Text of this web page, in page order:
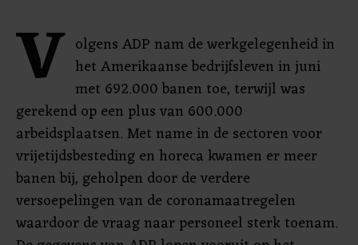
V olgens ADP nam de werkgelegenheid in
het Amerikaanse bedrijfsleven in juni
met 692.000 banen toe, terwijl was
gerekend op een plus van 600.000
arbeidsplaatsen. Met name in de sectoren voor
vrijetijdsbesteding en horeca kwamen er meer
banen bij, geholpen door de verdere
versoepelingen van de coronamaatregelen
waardoor de vraag naar personeel sterk toenam.